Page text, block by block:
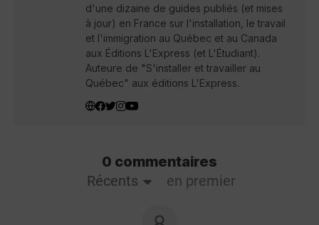
d'une dizaine de guides publiés (et mises
à jour) en France sur l'installation, le travail
et l'immigration au Québec et au Canada
aux Éditions L'Express (et L'Étudiant).
Auteure de "S'installer et travailler au
Québec" aux éditions L'Express.
0 commentaires
Récents
en premier